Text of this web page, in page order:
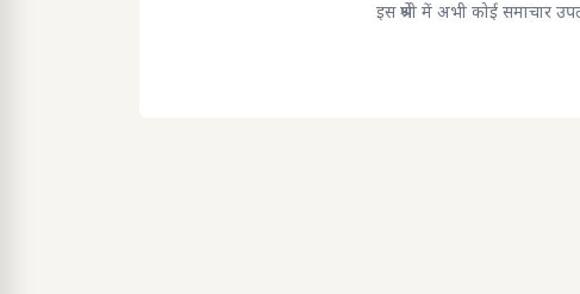
इस श्रेणी में अभी कोई समाचार